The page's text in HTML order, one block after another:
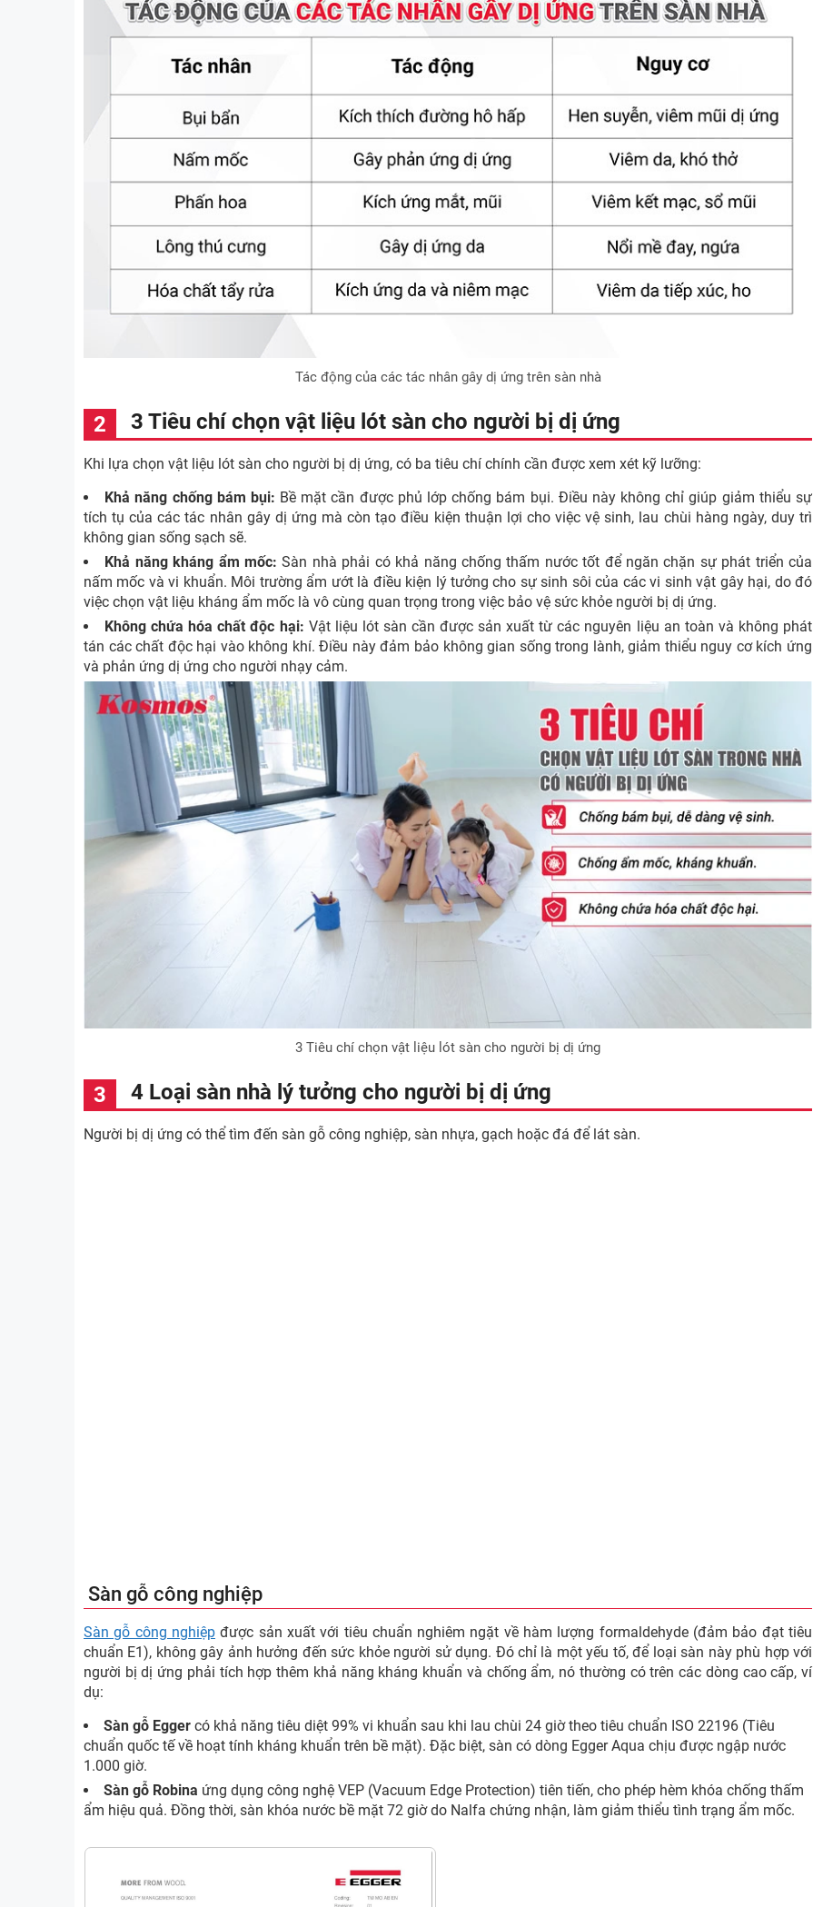
Tác động của các tác nhân gây dị ứng trên sàn nhà
3 Tiêu chí chọn vật liệu lót sàn cho người bị dị ứng
Khi lựa chọn vật liệu lót sàn cho người bị dị ứng, có ba tiêu chí chính cần được xem xét kỹ lưỡng:
Khả năng chống bám bụi: Bề mặt cần được phủ lớp chống bám bụi. Điều này không chỉ giúp giảm thiểu sự
tích tụ của các tác nhân gây dị ứng mà còn tạo điều kiện thuận lợi cho việc vệ sinh, lau chùi hàng ngày, duy trì
không gian sống sạch sẽ.
Khả năng kháng ẩm mốc: Sàn nhà phải có khả năng chống thấm nước tốt để ngăn chặn sự phát triển của
nấm mốc và vi khuẩn. Môi trường ẩm ướt là điều kiện lý tưởng cho sự sinh sôi của các vi sinh vật gây hại, do đó
việc chọn vật liệu kháng ẩm mốc là vô cùng quan trọng trong việc bảo vệ sức khỏe người bị dị ứng.
Không chứa hóa chất độc hại: Vật liệu lót sàn cần được sản xuất từ các nguyên liệu an toàn và không phát
tán các chất độc hại vào không khí. Điều này đảm bảo không gian sống trong lành, giảm thiểu nguy cơ kích ứng
và phản ứng dị ứng cho người nhạy cảm.
3 Tiêu chí chọn vật liệu lót sàn cho người bị dị ứng
4 Loại sàn nhà lý tưởng cho người bị dị ứng
Người bị dị ứng có thể tìm đến sàn gỗ công nghiệp, sàn nhựa, gạch hoặc đá để lát sàn.
Sàn gỗ công nghiệp
Sàn gỗ công nghiệpđược sản xuất với tiêu chuẩn nghiêm ngặt về hàm lượng formaldehyde (đảm bảo đạt tiêu
chuẩn E1), không gây ảnh hưởng đến sức khỏe người sử dụng. Đó chỉ là một yếu tố, để loại sàn này phù hợp với
người bị dị ứng phải tích hợp thêm khả năng kháng khuẩn và chống ẩm, nó thường có trên các dòng cao cấp, ví
dụ:
Sàn gỗ Egger có khả năng tiêu diệt 99% vi khuẩn sau khi lau chùi 24 giờ theo tiêu chuẩn ISO 22196 (Tiêu
chuẩn quốc tế về hoạt tính kháng khuẩn trên bề mặt). Đặc biệt, sàn có dòng Egger Aqua chịu được ngập nước
1.000 giờ.
Sàn gỗ Robina ứng dụng công nghệ VEP (Vacuum Edge Protection) tiên tiến, cho phép hèm khóa chống thấm
ẩm hiệu quả. Đồng thời, sàn khóa nước bề mặt 72 giờ do Nalfa chứng nhận, làm giảm thiểu tình trạng ẩm mốc.